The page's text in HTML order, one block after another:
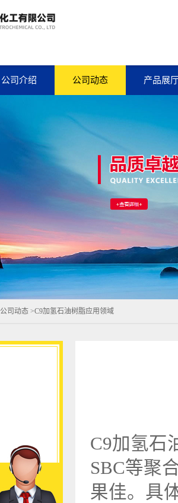
公司介绍 公司动态 产品展
公司动态 >C9加氢石油树脂应用领域
C9加氢石
SBC等聚
果佳。具